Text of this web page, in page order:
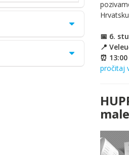
📅 6.
📍
⏰
pročitaj